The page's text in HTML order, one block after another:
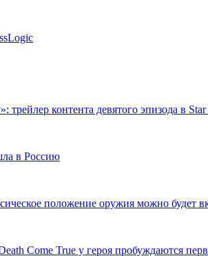
трейлер контента девятого эпизода в
в Россию
положение оружия можно будет
Come True у героя пробуждаются